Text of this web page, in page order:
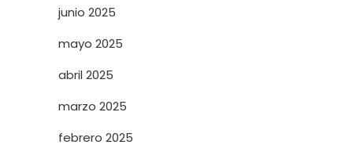
junio 2025
mayo 2025
abril 2025
marzo 2025
febrero 2025